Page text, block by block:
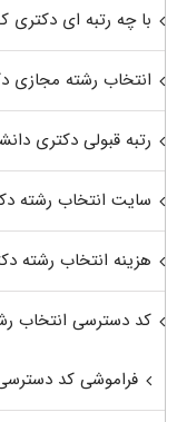
با چه رتبه ای دکتری
انتخاب رشته مجازی
رتبه قبولی دکتری
سایت انتخاب رشته
هزینه انتخاب رشته
کد دسترسی انتخاب
فراموشی کد